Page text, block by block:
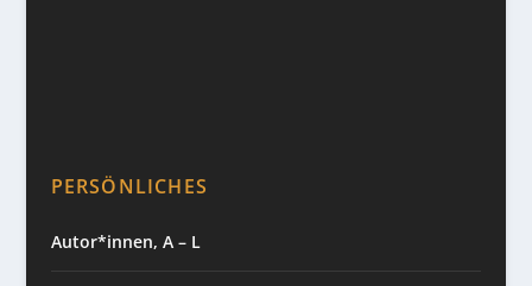
PERSÖNLICHES
Autor*innen, A – L